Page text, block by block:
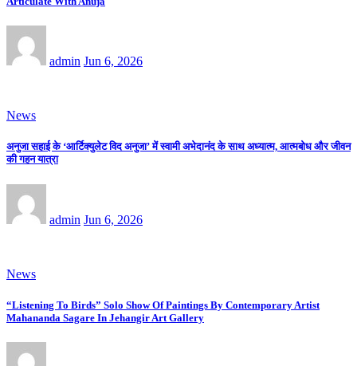
admin Jun 6, 2026
News
अनुजा सहाई के ‘आर्टिक्युलेट विद अनुजा’ में स्वामी अभेदानंद के साथ अध्यात्म, आत्मबोध और जीवन
की गहन यात्रा
admin Jun 6, 2026
News
“Listening To Birds” Solo Show Of Paintings By Contemporary Artist
Mahananda Sagare In Jehangir Art Gallery